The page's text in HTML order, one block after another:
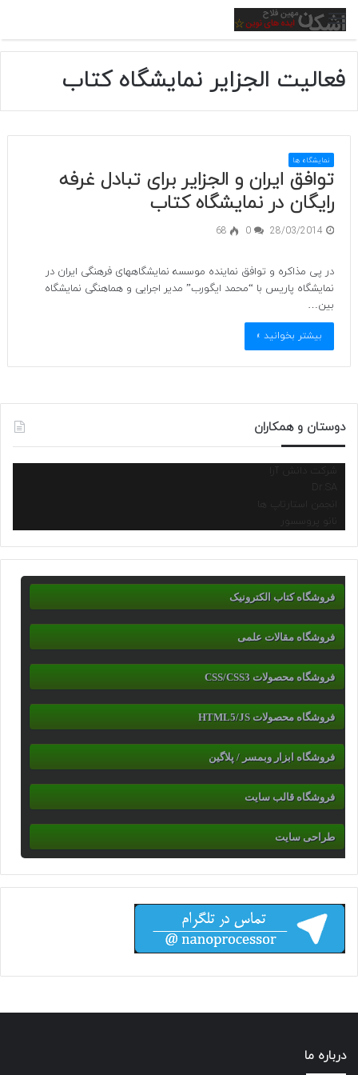
منو
فعالیت الجزایر نمایشگاه کتاب
نمایشگاه ها
توافق ایران و الجزایر برای تبادل غرفه
رایگان در نمایشگاه کتاب
28/03/2014
0
68
در پی مذاکره و توافق نماینده موسسه نمایشگاه­های فرهنگی ایران در
نمایشگاه پاریس با “محمد ایگورب” مدیر اجرایی و هماهنگی نمایشگاه
بین…
بیشتر بخوانید »
دوستان و همکاران
شرکت دانش آرا
انجمن استارتاپ ها
نانو پروسسور
فروشگاه کتاب الکترونیک
فروشگاه مقالات علمی
فروشگاه محصولات CSS/CSS3
فروشگاه محصولات HTML5/JS
فروشگاه ابزار وبمسر / پلاگین
فروشگاه قالب سایت
طراحی سایت
درباره ما